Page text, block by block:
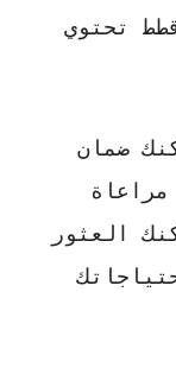
تحتوي
ضمان
العثور